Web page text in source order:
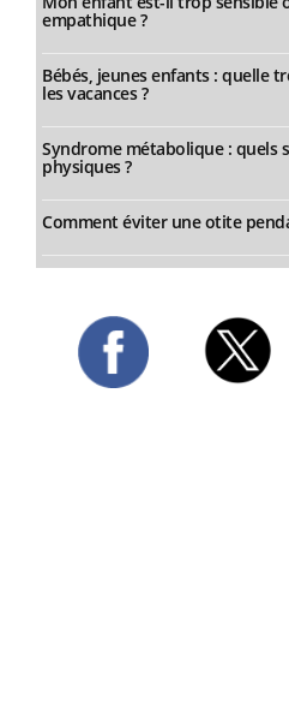
empathique ?
Bébés, jeunes enfants : quelle
les vacances ?
Syndrome métabolique : quels
physiques ?
Comment éviter une otite